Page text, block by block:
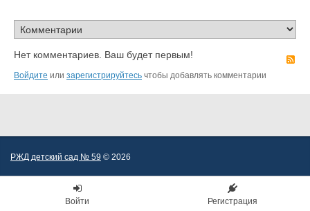
Нет комментариев. Ваш будет первым!
Войдите или зарегистрируйтесь чтобы добавлять комментарии
РЖД детский сад № 59 © 2026
Войти Регистрация